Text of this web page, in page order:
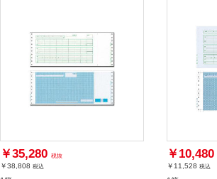
￥35,280 税抜
￥38,808 税込
￥10,480
￥11,528 税込